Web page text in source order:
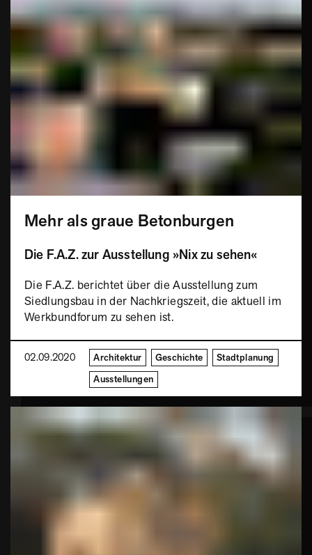
Mehr als graue Betonburgen
Die F.A.Z. zur Ausstellung »Nix zu sehen«
Die F.A.Z. berichtet über die Ausstellung zum
Siedlungsbau in der Nachkriegszeit, die aktuell im
Werkbundforum zu sehen ist.
02.09.2020 Architektur Geschichte
Stadtplanung
Ausstellungen